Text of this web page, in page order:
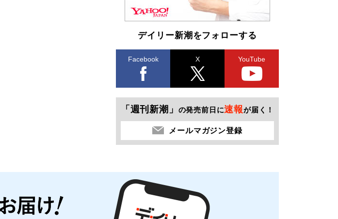
デイリー新潮をフォローする
Facebook X YouTube
「週刊新潮」 の発売前日に速報が届く！
メールマガジン登録